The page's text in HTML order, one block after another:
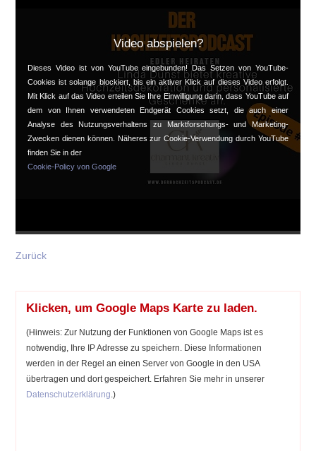
Video abspielen?
Dieses Video ist von YouTube eingebunden! Das Setzen von YouTube-
Cookies ist solange blockiert, bis ein aktiver Klick auf dieses Video erfolgt.
Mit Klick auf das Video erteilen Sie Ihre Einwilligung darin, dass YouTube auf
dem von Ihnen verwendeten Endgerät Cookies setzt, die auch einer
Analyse des Nutzungsverhaltens zu Marktforschungs- und Marketing-
Zwecken dienen können. Näheres zur Cookie-Verwendung durch YouTube
finden Sie in der
Cookie-Policy von Google
Zurück
Klicken, um Google Maps Karte zu laden.
(Hinweis: Zur Nutzung der Funktionen von Google Maps ist es
notwendig, Ihre IP Adresse zu speichern. Diese Informationen
werden in der Regel an einen Server von Google in den USA
übertragen und dort gespeichert. Erfahren Sie mehr in unserer
Datenschutzerklärung .)